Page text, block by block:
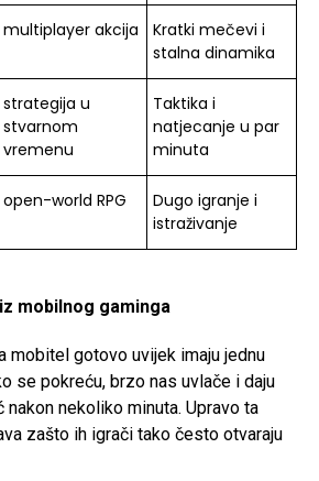
multiplayer akcija
Kratki mečevi i
stalna dinamika
strategija u
stvarnom
vremenu
Taktika i
natjecanje u par
minuta
open-world RPG
Dugo igranje i
istraživanje
mobilnog gaminga
mobitel gotovo uvijek imaju jednu
se pokreću, brzo nas uvlače i daju
nakon nekoliko minuta. Upravo ta
zašto ih igrači tako često otvaraju